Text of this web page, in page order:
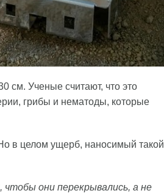
см. Ученые считают, что это
грибы и нематоды, которые
в целом ущерб, наносимый такой
чтобы они перекрывались, а не